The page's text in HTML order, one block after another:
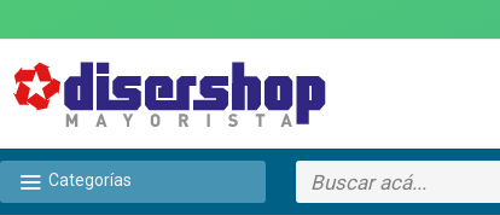
Categorías